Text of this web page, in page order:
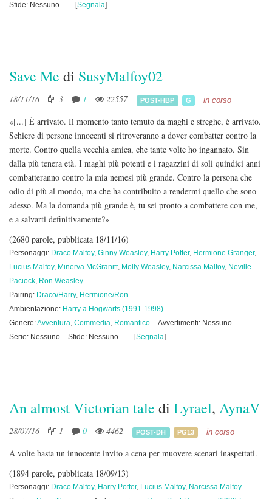
Sfide: Nessuno
[Segnala]
Save Me di SusyMalfoy02
18/11/16 3 1 22557 POST-HBP G in corso
«[...] È arrivato. Il momento tanto temuto da maghi e streghe, è arrivato.
Schiere di persone innocenti si ritroveranno a dover combatter contro la
morte. Contro quella vecchia amica, che tante volte ho ingannato. Sin
dalla più tenera età. I maghi più potenti e i ragazzini di soli quindici anni
combatteranno contro la mia nemesi più grande. Contro la persona che
odio di più al mondo, ma che ha contribuito a rendermi quello che sono
adesso. Ma la domanda più grande è, tu sei pronto a combattere con me,
e a salvarti definitivamente?»
(2680 parole, pubblicata 18/11/16)
Personaggi: Draco Malfoy, Ginny Weasley, Harry Potter, Hermione Granger,
Lucius Malfoy, Minerva McGranitt, Molly Weasley, Narcissa Malfoy, Neville
Paciock, Ron Weasley
Pairing: Draco/Harry, Hermione/Ron
Ambientazione: Harry a Hogwarts (1991-1998)
Genere:Avventura, Commedia, Romantico
Avvertimenti: Nessuno
Serie: Nessuno
Sfide: Nessuno [Segnala]
An almost Victorian tale di Lyrael, AynaV
28/07/16 1 0 4462 POST-DH PG13 in corso
A volte basta un innocente invito a cena per muovere scenari inaspettati.
(1894 parole, pubblicata 18/09/13)
Personaggi: Draco Malfoy, Harry Potter, Lucius Malfoy, Narcissa Malfoy